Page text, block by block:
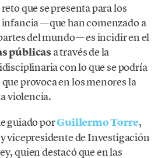
que se presenta para los
—que han comenzado a
del mundo— es incidir en el
públicas a través de la
con lo que se podría
provoca en los menores la
violencia.
guiado porGuillermo Torre,
vicepresidente de Investigación
quien destacó que en las